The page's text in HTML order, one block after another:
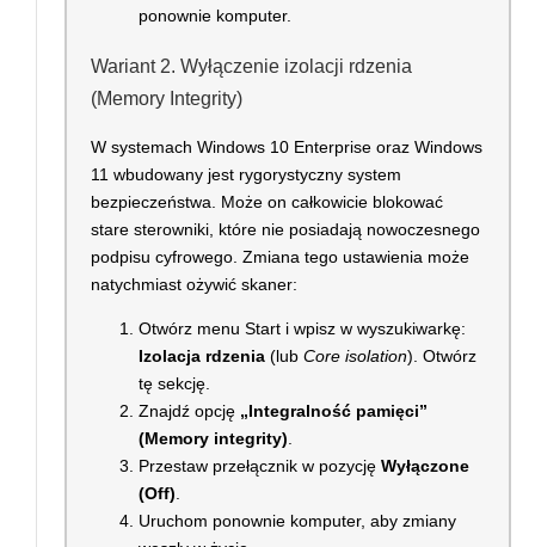
ponownie komputer.
Wariant 2. Wyłączenie izolacji rdzenia
(Memory Integrity)
W systemach Windows 10 Enterprise oraz Windows
11 wbudowany jest rygorystyczny system
bezpieczeństwa. Może on całkowicie blokować
stare sterowniki, które nie posiadają nowoczesnego
podpisu cyfrowego. Zmiana tego ustawienia może
natychmiast ożywić skaner:
Otwórz menu Start i wpisz w wyszukiwarkę:
Izolacja rdzenia (lub Core isolation). Otwórz
tę sekcję.
Znajdź opcję „Integralność pamięci”
(Memory integrity)
Przestaw przełącznik w pozycję Wyłączone
(Off)
Uruchom ponownie komputer, aby zmiany